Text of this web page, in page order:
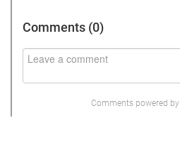
Comments (0)
Comments powered by